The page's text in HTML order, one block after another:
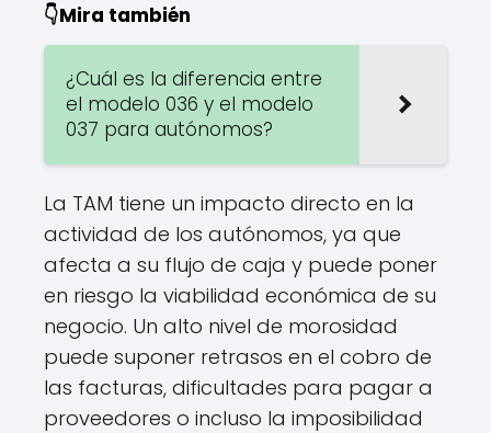
👇Mira también
¿Cuál es la diferencia entre
el modelo 036 y el modelo
037 para autónomos?
La TAM tiene un impacto directo en la
actividad de los autónomos, ya que
afecta a su flujo de caja y puede poner
en riesgo la viabilidad económica de su
negocio. Un alto nivel de morosidad
puede suponer retrasos en el cobro de
las facturas, dificultades para pagar a
proveedores o incluso la imposibilidad